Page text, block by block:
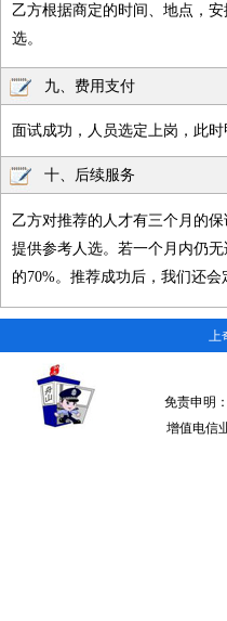
乙方根据商定的时间、地点，
选。
九、费用支付
面试成功，人员选定上岗，此
十、后续服务
乙方对推荐的人才有三个月的
提供参考人选。若一个月内仍
的70%。推荐成功后，我们还会
上
免责申明
增值电信